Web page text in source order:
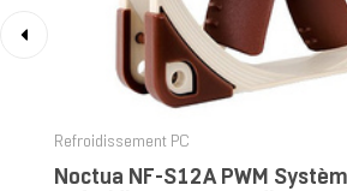
Refroidissement PC
Noctua NF-S12A PWM